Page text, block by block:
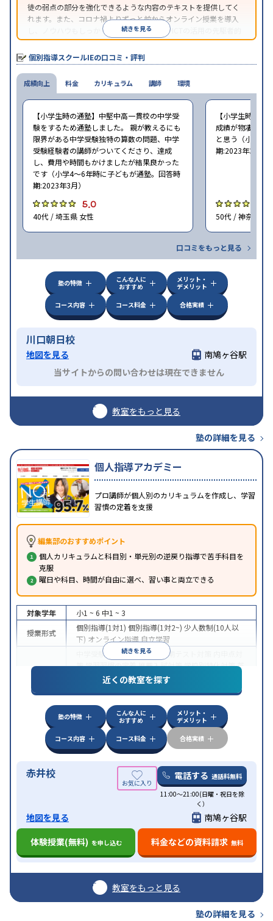
徒の弱点の部分を強化できるような内容のテキストを提供してく
れます。また、コロナ禍よりずっと前からオンライン授業を導入
し、ノウハウもしっかりとしています。AIやICTの活用の先駆者的
な個別指導塾です。
続きを見る
個別指導スクールIEの口コミ・評判
成績向上
【小学生時の通塾】中堅中高一貫校の中学受
験をするため通塾しました。 親が教えるにも
限界がある中学受験独特の算数の問題、中学
受験経験者の講師がついてくださり、達成
し、費用や時間もかけましたが結果良かった
です（小学4〜6年時に子どもが通塾。回答時
期:2023年3月）
5.0
40代 / 埼玉県 女性
【小学生時の通
成績が物凄く悪
と思う（小学6
期:2023年3月）
50代 / 神奈川県
口コミをもっと見る
料金 カリキュラム 講師 環境
塾の特徴
こんな人に
おすすめ
メリット・
デメリット
コース内容
コース料金 合格実績
川口朝日校
地図を見る
南鳩ヶ谷駅
当サイトからの問い合わせは現在できません
教室をもっと見る
塾の詳細を見る
個人指導アカデミー
プロ講師が個人別のカリキュラムを作成し、学習
習慣の定着を支援
編集部のおすすめポイント
個人カリキュラムと科目別・単元別の逆戻り指導で苦手科目を
克服
曜日や科目、時間が自由に選べ、習い事と両立できる
続きを見る
対象学年 小1 ~ 6 中1 ~ 3
授業形式
個別指導(1対1) 個別指導(1対2~) 少人数制(10人以
下) オンライン指導 自立学習
中学受験 高校受験授業・定期テスト対策
策学習習慣の定着推薦入試対策学校別特化対策英
検(英語検定)対策漢検(漢字検定)対策
特徴
中高一貫校生に対応成績保証制度あり授業の振替
可能
不登校生に対応 学習にPC・タブレットを利用
オンライン対応 1科目から受講可能季節講習のみの
受講可
発達障害の子どもに対応
近くの教室を探す
塾の特徴
こんな人に
おすすめ
メリット・
デメリット
コース内容
コース料金 合格実績
赤井校 電話する 通話料無料
11:00～21:00(日曜・祝日を除
く）
地図を見る
南鳩ヶ谷駅
体験授業(無料) を申し込む 料金などの資料請求 無料
教室をもっと見る
塾の詳細を見る